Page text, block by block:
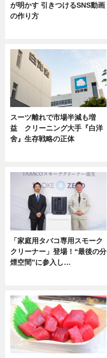
が明かす 引きつけるSNS動画
の作り方
スーツ離れで市場半減も増
益 クリーニング大手『白洋
舍』生存戦略の正体
「家庭用タバコ専用スモーク
クリーナー」登場！“最後の分
煙空間”に参入し…